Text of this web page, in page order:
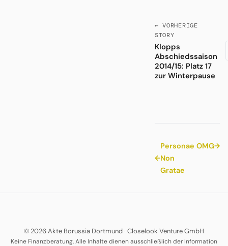
← VORHERIGE
STORY
Klopps
Abschiedssaison
2014/15: Platz 17
zur Winterpause
←
Personae
Non
Gratae
OMG→
© 2026 Akte Borussia Dortmund· Closelook Venture GmbH
Keine Finanzberatung. Alle Inhalte dienen ausschließlich der Information